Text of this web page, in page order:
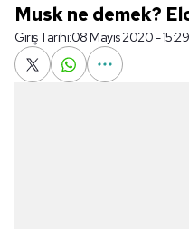
Musk ne demek?
Giriş Tarihi:08 Mayıs 2020 - 15:29